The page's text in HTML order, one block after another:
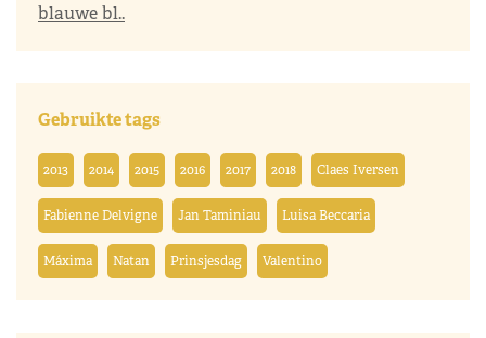
blauwe bl..
Gebruikte tags
2013 2014 2015 2016 2017 2018 Claes Iversen
Fabienne Delvigne Jan Taminiau Luisa Beccaria
Máxima Natan Prinsjesdag Valentino